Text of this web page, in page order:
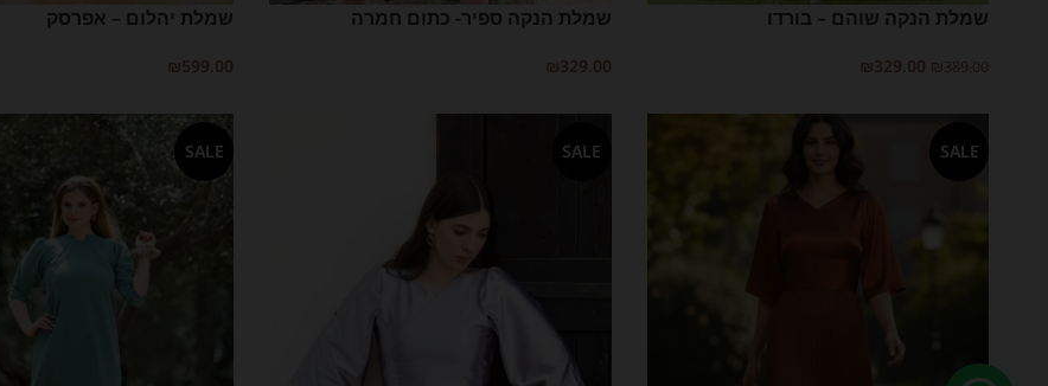
שמלת הנקה שוהם – בורדו
₪389.00
₪329.00
שמלת הנקה ספיר- כתום חמרה
₪329.00
שמלת יהלום – אפרסק
₪599.00
SALE
SALE
SALE